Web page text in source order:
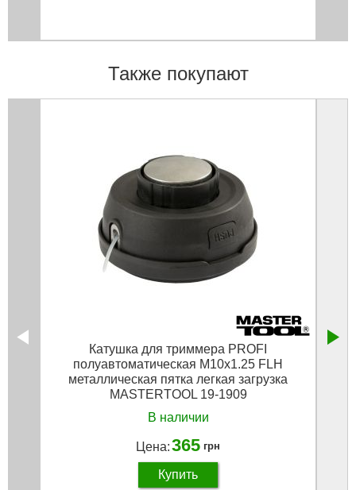
Также покупают
Катушка для триммера PROFI
полуавтоматическая M10х1.25 FLH
металлическая пятка легкая загрузка
MASTERTOOL 19-1909
В наличии
Цена:365 грн
Купить